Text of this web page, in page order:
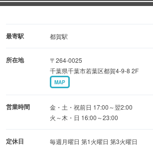
奥座敷にはテレビ有り！スポーツ観戦、
wiiもご用意しております！！
最寄駅 都賀駅
所在地
〒264-0025
千葉県千葉市若葉区都賀4-9-8 2F
MAP
営業時間
金・土・祝前日 17:00～翌2:00
火～木・日 16:00～23:00
定休日 毎週月曜日 第1火曜日 第3火曜日